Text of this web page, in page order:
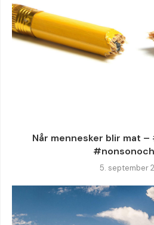
Når mennesker blir mat
5. september